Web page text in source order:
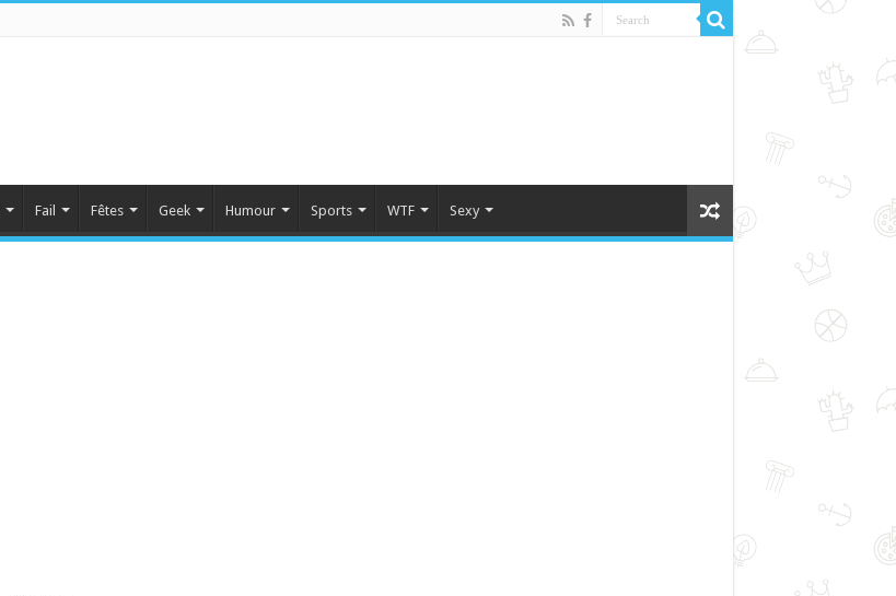
Fail Fêtes Geek Humour Sports WTF Sexy